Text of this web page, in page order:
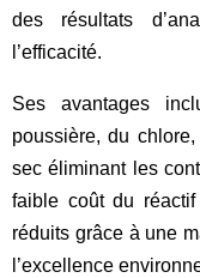
des résultats
l’efficacité.
Ses avantages
poussière, du
sec éliminant les
faible coût du réactif
réduits grâce à une
l’excellence